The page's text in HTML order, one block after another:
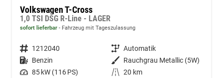
Volkswagen T-Cross
1,0 TSI DSG R-Line - LAGER
sofort lieferbar Fahrzeug mit Tageszulassung
Fahrzeugnummer 1212040 Getriebe Automatik
Kraftstoff Benzin Außenfarbe Rauchgrau Metallic (5W)
Leistung 85 kW (116 PS) Kilometerstand 20 km